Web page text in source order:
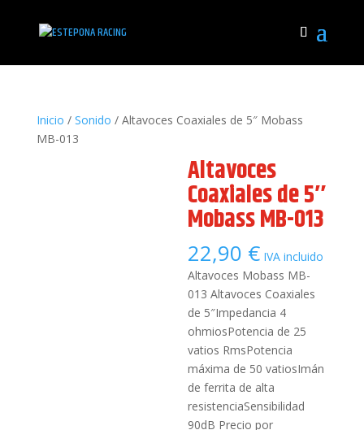
Inicio / Sonido / Altavoces Coaxiales de 5″ Mobass
MB-013
Altavoces
Coaxiales de 5″
Mobass MB-013
22,90 € IVA incluido
Altavoces Mobass MB-
013 Altavoces Coaxiales
de 5″Impedancia 4
ohmiosPotencia de 25
vatios RmsPotencia
máxima de 50 vatiosImán
de ferrita de alta
resistenciaSensibilidad
90dB Precio por